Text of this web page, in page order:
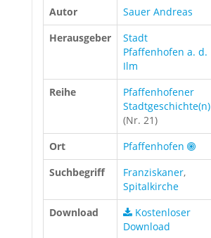
Autor
Sauer Andreas
Herausgeber
Stadt
Pfaffenhofen a. d.
Ilm
Reihe
Pfaffenhofener
Stadtgeschichte(n)
(Nr. 21)
Ort
Pfaffenhofen
Suchbegriff
Franziskaner,
Spitalkirche
Download
Kostenloser
Download